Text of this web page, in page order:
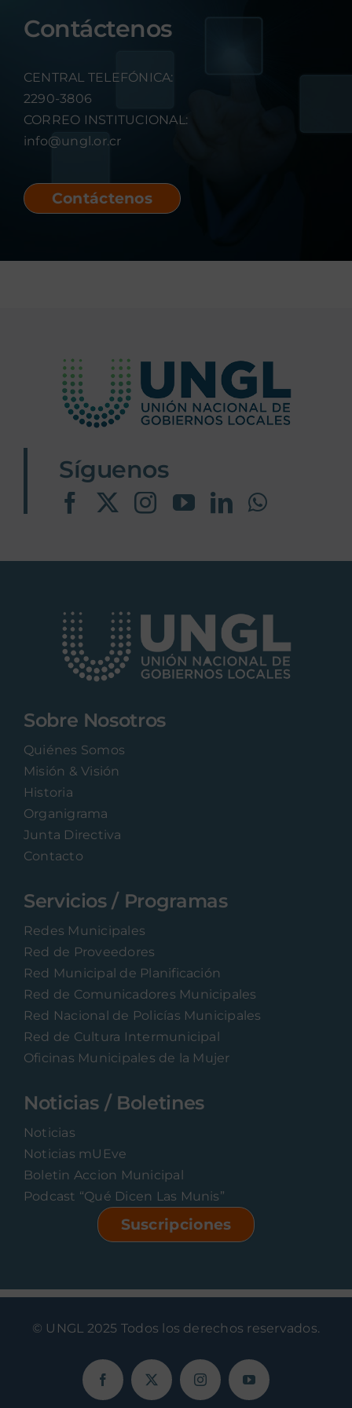
Sesiones de Junta Directiva
Plan de compras
Presupuesto anual
Asamblea Nacional de Municipalidades –
Contáctenos
CENTRAL TELEFÓNICA:
2290-3806
CORREO INSTITUCIONAL:
info@ungl.or.cr
Contáctenos
Síguenos
Sobre Nosotros
Quiénes Somos
Misión & Visión
Historia
Organigrama
Junta Directiva
Contacto
Servicios / Programas
Redes Municipales
Red de Proveedores
Red Municipal de Planificación
Red de Comunicadores Municipales
Red Nacional de Policías Municipales
Red de Cultura Intermunicipal
Oficinas Municipales de la Mujer
Noticias / Boletines
Noticias
Noticias mUEve
Boletin Accion Municipal
Podcast “Qué Dicen Las Munis”
Suscripciones
© UNGL 2025 Todos los derechos reservados.